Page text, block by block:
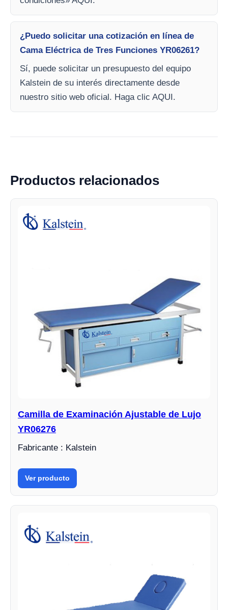
¿Puedo solicitar una cotización en línea de
Cama Eléctrica de Tres Funciones YR06261?
Sí, puede solicitar un presupuesto del equipo
Kalstein de su interés directamente desde
nuestro sitio web oficial. Haga clic AQUI.
Productos relacionados
Camilla de Examinación Ajustable de Lujo
YR06276
Fabricante : Kalstein
Ver producto